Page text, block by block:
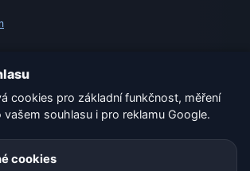
Naše weby o počasí:
cookies pro základní funkčnost, měření
souhlasu i pro reklamu Google.
cookies